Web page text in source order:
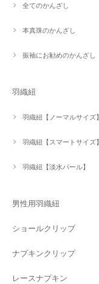
全てのかんざし
本真珠のかんざし
振袖にお勧めのかんざし
羽織紐
羽織紐【ノーマルサイズ】
羽織紐【スマートサイズ】
羽織紐【淡水パール】
男性用羽織紐
ショールクリップ
ナプキンクリップ
レースナプキン